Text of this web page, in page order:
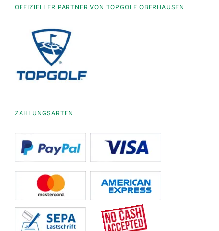
OFFIZIELLER PARTNER VON TOPGOLF OBERHAUSEN
ZAHLUNGSARTEN